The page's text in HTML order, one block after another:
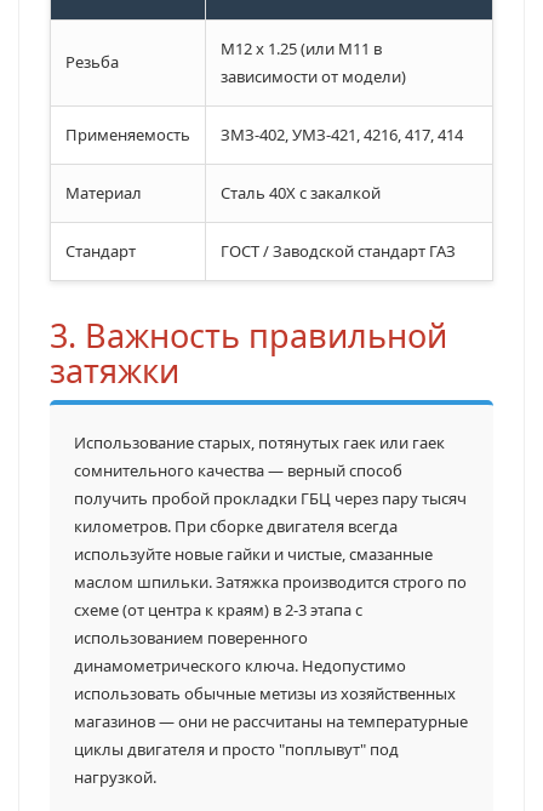
Резьба
M12 x 1.25 (или M11 в
зависимости от модели)
Применяемость ЗМЗ-402, УМЗ-421, 4216, 417, 414
Материал Сталь 40Х с закалкой
Стандарт ГОСТ / Заводской стандарт ГАЗ
3. Важность правильной
затяжки
Использование старых, потянутых гаек или гаек
сомнительного качества — верный способ
получить пробой прокладки ГБЦ через пару тысяч
километров. При сборке двигателя всегда
используйте новые гайки и чистые, смазанные
маслом шпильки. Затяжка производится строго по
схеме (от центра к краям) в 2-3 этапа с
использованием поверенного
динамометрического ключа. Недопустимо
использовать обычные метизы из хозяйственных
магазинов — они не рассчитаны на температурные
циклы двигателя и просто "поплывут" под
нагрузкой.